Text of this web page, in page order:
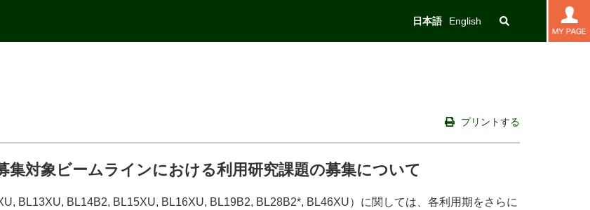
日本語 English
プリントする
対象ビームラインにおける利用研究課題の募集について
BL13XU, BL14B2, BL15XU, BL16XU, BL19B2, BL28B2*, BL46XU）に関しては、各利用期をさらに